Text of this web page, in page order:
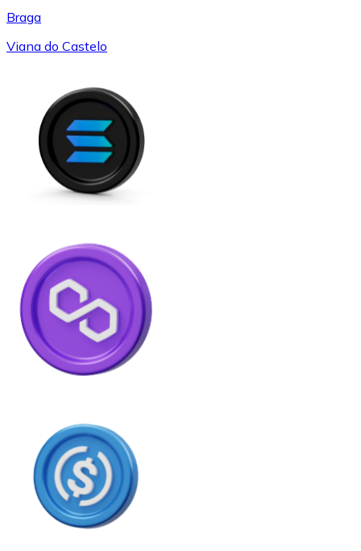
Braga
Viana do Castelo